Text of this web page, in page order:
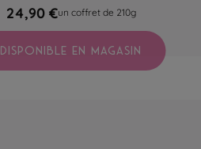
24,90 €un coffret de 210g
DISPONIBLE EN MAGASIN